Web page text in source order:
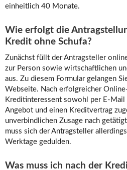
einheitlich 40 Monate.
Wie erfolgt die
Kredit ohne Schufa?
Zunächst füllt der Antragsteller
zur Person sowie wirtschaftlichen
aus. Zu diesem Formular gelangen
Webseite. Nach erfolgreicher
Kreditinteressent sowohl per E-Mail
Angebot und einen Kreditvertrag
unverbindlichen Zusage nach
muss sich der Antragsteller
Werktage gedulden.
Was muss ich nach der